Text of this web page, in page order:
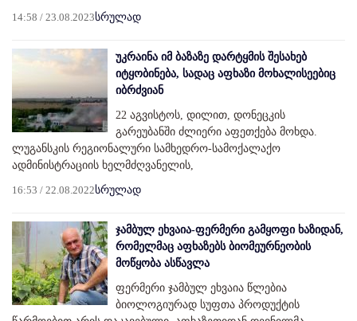
14:58 / 23.08.2023სრულად
უკრაინა იმ ბაზაზე დარტყმის შესახებ
იტყობინება, სადაც აფხაზი მოხალისეებიც
იბრძვიან
22 აგვისტოს, დილით, დონეცკის
გარეუბანში ძლიერი აფეთქება მოხდა.
ლუგანსკის რეგიონალური სამხედრო-სამოქალაქო
ადმინისტრაციის ხელმძღვანელის,
16:53 / 22.08.2022სრულად
ჯამბულ ეხვაია-ფერმერი გამყოფი ხაზიდან,
რომელმაც აფხაზებს ბიომეურნეობის
მოწყობა ასწავლა
ფერმერი ჯამბულ ეხვაია წლებია
ბიოლოგიურად სუფთა პროდუქტის